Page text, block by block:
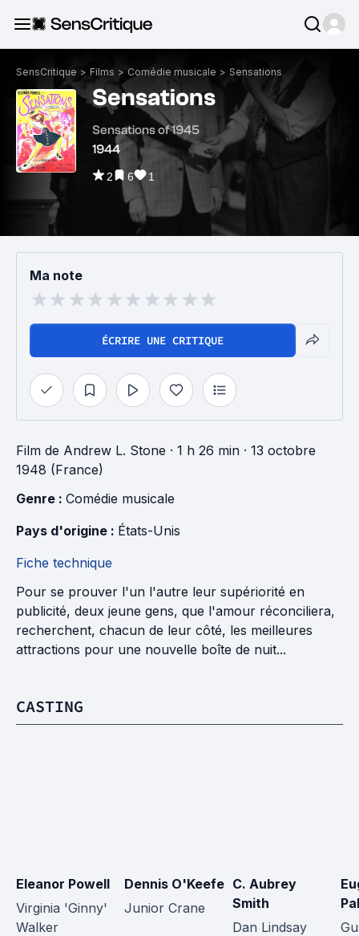
SensCritique > Films > Comédie musicale > Sensations
Sensations
Sensations of 1945
1944
2 6 1
Ma note
ÉCRIRE UNE CRITIQUE
Film de Andrew L. Stone · 1 h 26 min · 13 octobre
1948 (France)
Genre : Comédie musicale
Pays d'origine : États-Unis
Fiche technique
Pour se prouver l'un l'autre leur supériorité en
publicité, deux jeune gens, que l'amour réconciliera,
recherchent, chacun de leur côté, les meilleures
attractions pour une nouvelle boîte de nuit...
CASTING
Eleanor Powell
Virginia 'Ginny'
Walker
Dennis O'Keefe
Junior Crane
C. Aubrey
Smith
Dan Lindsay